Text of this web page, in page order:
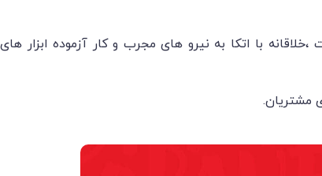
با اتکا به نیرو های مجرب و کار آزموده ابزار های